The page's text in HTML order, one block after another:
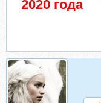
2020 года